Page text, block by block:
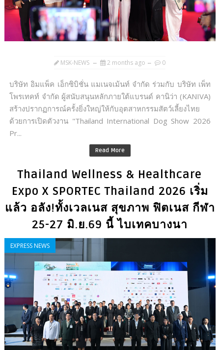
MSK-NEWS 2 months ago 0
บริษัท อิมแพ็ค เอ็กซิบิชั่น แมเนจเม้นท์ จำกัด ร่วมกับ บริษัท เพ็ท
โพรเทคท์ จำกัด ผู้สนับสนุนหลักภายใต้แบรนด์ คานิว่า (KANIVA)
สร้างปรากฏการณ์ครั้งยิ่งใหญ่ให้กับอุตสาหกรรมสัตว์เลี้ยงไทย
ด้วยการเปิดตัวงาน "Thailand International Dog Show 2026
Pr...
Read More
Thailand Wellness & Healthcare
Expo X SPORTEC Thailand 2026 เริ่ม
แล้ว อลัง!ทั้งเวลเนส สุขภาพ ฟิตเนส กีฬา
25-27 มิ.ย.69 นี้ ไบเทคบางนา
EXPRESS NEWS